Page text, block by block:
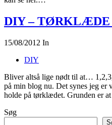
DIY – TØRKLÆDE
15/08/2012 In
DIY
Bliver altså lige nødt til at…
på min blog nu. Det synes jeg er
holde på tørklædet. Grunden er
Søg